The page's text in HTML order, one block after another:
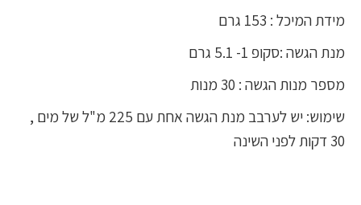
מידת המיכל : 153 גרם
מנת הגשה :סקופ 1- 5.1 גרם
מספר מנות הגשה : 30 מנות
שימוש: יש לערבב מנת הגשה אחת עם 225 מ"ל של מים ,
30 דקות לפני השינה